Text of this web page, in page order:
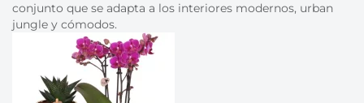
conjunto que se adapta a los interiores modernos, urban
jungle y cómodos.